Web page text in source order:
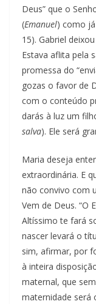
Deus” que o
(Emanuel) como
15). Gabriel
Estava aflita pela
promessa do
gozas o favor de
com o conteúdo
darás à luz um
salva). Ele será
Maria deseja
extraordinária. E
não convivo com
Vem de Deus. “O
Altíssimo te fará
nascer levará o
sim, afirmar, por
à inteira
maternal, que
maternidade será